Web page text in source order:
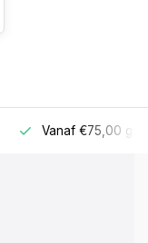
Vanaf €75,00